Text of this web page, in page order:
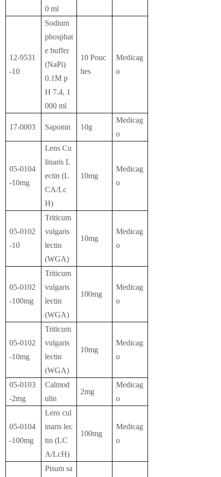
0 ml
12-9531
-10
Sodium
phosphat
e buffer
(NaPi)
0.1M p
H 7.4, 1
000 ml
10 Pouc
hes
Medicag
o
17-0003 Saponin 10g
Medicag
o
05-0104
-10mg
Lens Cu
linaris L
ectin (L
CA/Lc
H)
10mg
Medicag
o
05-0102
-10
Triticum
vulgaris
lectin
(WGA)
10mg
Medicag
o
05-0102
-100mg
Triticum
vulgaris
lectin
(WGA)
100mg
Medicag
o
05-0102
-10mg
Triticum
vulgaris
lectin
(WGA)
10mg
Medicag
o
05-0103
-2mg
Calmod
ulin
2mg
Medicag
o
05-0104
-100mg
Lens cul
inaris lec
tin (LC
A/LcH)
100mg
Medicag
o
Pisum sa